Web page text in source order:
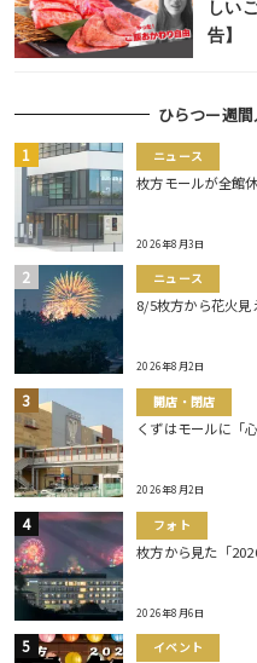
しい
告】
ひらつー週
ニュース
枚方モールが全館
2026年8月3日
ニュース
8/5枚方から花火見
2026年8月2日
開店・閉店
くずはモールに「
2026年8月2日
フォト
枚方から見た「
2026年8月6日
イベント